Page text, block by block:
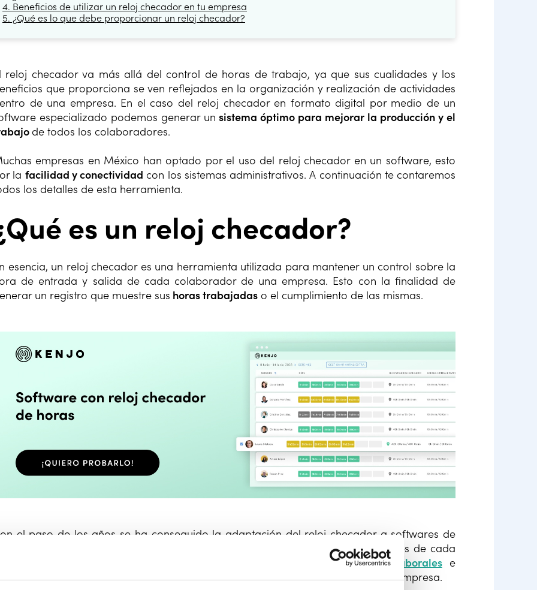
4. Beneficios de utilizar un reloj checador en tu empresa
5. ¿Qué es lo que debe proporcionar un reloj checador?
reloj checador va más allá del control de horas de trabajo, ya que sus cualidades y los
que proporciona se ven reflejados en la organización y realización de actividades
de una empresa. En el caso del reloj checador en formato digital por medio de un
especializado podemos generar un sistema óptimo para mejorar la producción y el
de todos los colaboradores.
empresas en México han optado por el uso del reloj checador en un software, esto
la facilidad y conectividad con los sistemas administrativos. A continuación te contaremos
los detalles de esta herramienta.
es un reloj checador?
esencia, un reloj checador es una herramienta utilizada para mantener un control sobre la
de entrada y salida de cada colaborador de una empresa. Esto con la finalidad de
un registro que muestre sus horas trabajadas o el cumplimiento de las mismas.
el paso de los años se ha conseguido la adaptación del reloj checador a softwares de
en los expedientes de cada
permisos,vacaciones laboralese
puede ser más sencillo para lograr una organización óptima en la empresa.